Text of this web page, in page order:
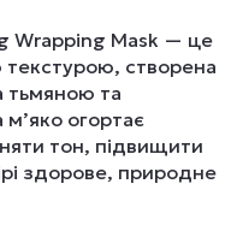
Wrapping Mask — це
створена
тьмяною та
огортає
тон, підвищити
здорове, природне